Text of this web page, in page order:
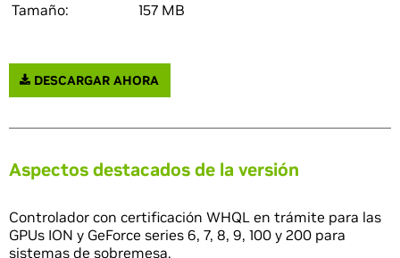
Tamaño:
157 MB
DESCARGAR AHORA
Aspectos destacados de la versión
Controlador con certificación WHQL en trámite para las
GPUs ION y GeForce series 6, 7, 8, 9, 100 y 200 para
sistemas de sobremesa.